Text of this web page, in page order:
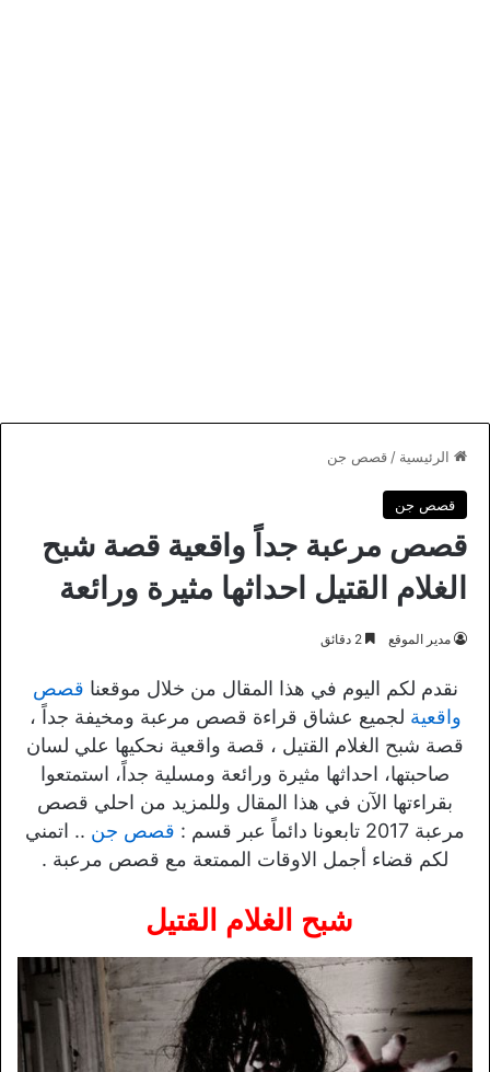
الرئيسية / قصص جن
قصص جن
قصص مرعبة جداً واقعية قصة شبح
الغلام القتيل احداثها مثيرة ورائعة
مدير الموقع
نقدم لكم اليوم في هذا المقال من خلال موقعنا قصص
واقعية لجميع عشاق قراءة قصص مرعبة ومخيفة جداً ،
قصة شبح الغلام القتيل ، قصة واقعية نحكيها علي لسان
صاحبتها، احداثها مثيرة ورائعة ومسلية جداً، استمتعوا
بقراءتها الآن في هذا المقال وللمزيد من احلي قصص
مرعبة 2017 تابعونا دائماً عبر قسم :
قصص جن .. اتمني
لكم قضاء أجمل الاوقات الممتعة مع قصص مرعبة .
شبح الغلام القتيل